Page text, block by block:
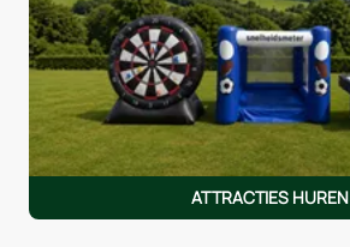
ATTRACTIES HUREN